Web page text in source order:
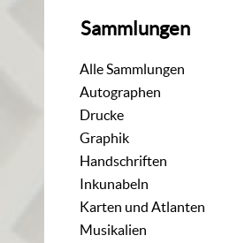
Sammlungen
Alle Sammlungen
Autographen
Drucke
Graphik
Handschriften
Inkunabeln
Karten und Atlanten
Musikalien